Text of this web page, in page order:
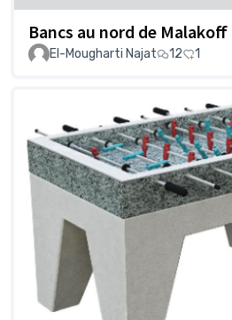
Bancs au nord de Malakoff
El-Mougharti Najat
12 1